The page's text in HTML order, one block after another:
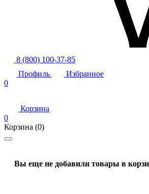
8 (800) 100-37-85
Профиль
Избранное
0
Корзина
0
Корзина (0)
Вы еще не добавили товары в